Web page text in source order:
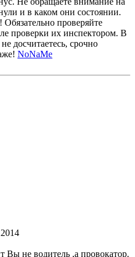
и в каком они состоянии.
проверяйте
проверки их инспектором. В
досчитаетесь, срочно
NoNaMe
Вы не водитель ,а провокатор.